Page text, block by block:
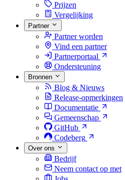
Prijzen
Vergelijking
Partner
Partner worden
Vind een partner
Partnerportaal
Ondersteuning
Bronnen
Blog & Nieuws
Release-opmerkingen
Documentatie
Gemeenschap
GitHub
Codeberg
Over ons
Bedrijf
Neem contact op met